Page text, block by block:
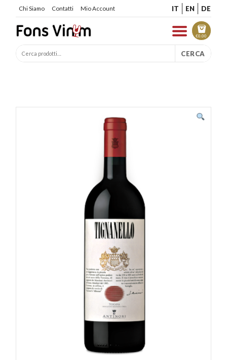
Chi Siamo Contatti Mio Account IT EN DE
€0.00
CERCA